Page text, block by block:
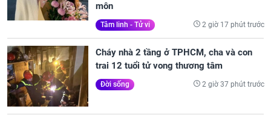
môn
Tâm linh - Tử vi 2 giờ 17 phút trước
Cháy nhà 2 tầng ở TPHCM, cha và con
trai 12 tuổi tử vong thương tâm
Đời sống 2 giờ 37 phút trước